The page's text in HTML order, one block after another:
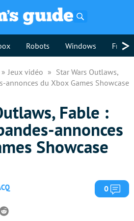
Robots Windows >
Jeux vidéo
Star Wars Outlaws,
annonces du Xbox Games Showcase
Fable :
annonces
Showcase
0
Reddit